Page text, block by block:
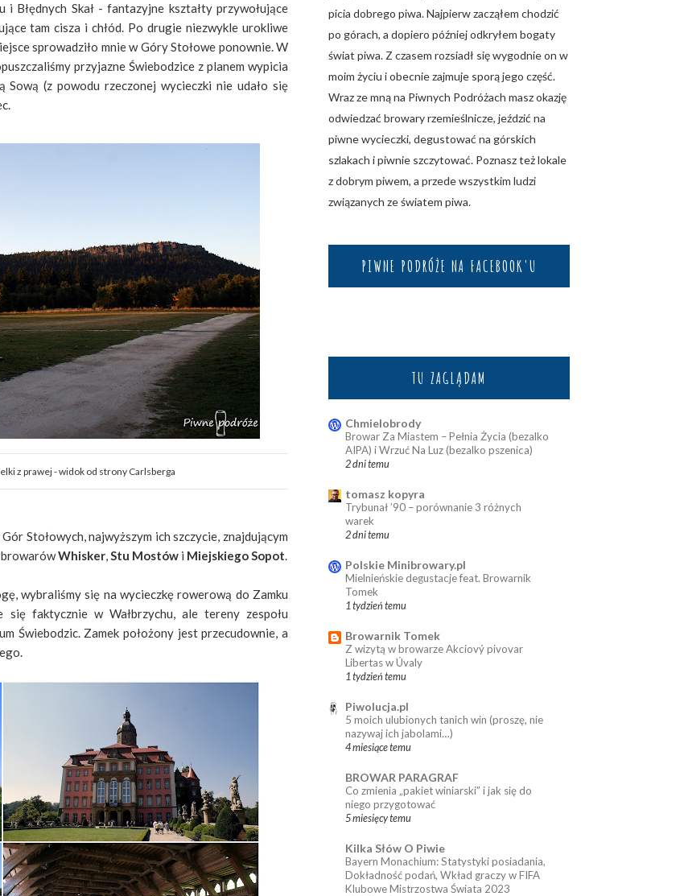
Błędnych Skał - fantazyjne kształty przywołujące
tam cisza i chłód. Po drugie niezwykle urokliwe
sprowadziło mnie w Góry Stołowe ponownie. W
przyjazne Świebodzice z planem wypicia
Sową (z powodu rzeczonej wycieczki nie udało się
z prawej - widok od strony Carlsberga
Stołowych, najwyższym ich szczycie, znajdującym
browarówWhisker,Stu Mostów i Miejskiego Sopot.
wybraliśmy się na wycieczkę rowerową do Zamku
faktycznie w Wałbrzychu, ale tereny zespołu
Świebodzic. Zamek położony jest przecudownie, a
picia dobrego piwa. Najpierw zacząłem chodzić
po górach, a dopiero później odkryłem bogaty
świat piwa. Z czasem rozsiadł się wygodnie on w
moim życiu i obecnie zajmuje sporą jego część.
Wraz ze mną na Piwnych Podróżach masz okazję
odwiedzać browary rzemieślnicze, jeździć na
piwne wycieczki, degustować na górskich
szlakach i piwnie szczytować. Poznasz też lokale
z dobrym piwem, a przede wszystkim ludzi
związanych ze światem piwa.
PIWNE PODRÓŻE NA FACEBOOK'U
TU ZAGLĄDAM
Chmielobrody
Browar Za Miastem – Pełnia Życia (bezalko
AIPA) i Wrzuć Na Luz (bezalko pszenica)
2 dni temu
tomasz kopyra
Trybunał ’90 – porównanie 3 różnych
warek
2 dni temu
Polskie Minibrowary.pl
Mielnieńskie degustacje feat. Browarnik
Tomek
1 tydzień temu
Browarnik Tomek
Z wizytą w browarze Akciový pivovar
Libertas w Úvaly
1 tydzień temu
Piwolucja.pl
5 moich ulubionych tanich win (proszę, nie
nazywaj ich jabolami…)
4 miesiące temu
BROWAR PARAGRAF
Co zmienia „pakiet winiarski” i jak się do
niego przygotować
5 miesięcy temu
Kilka Słów O Piwie
Bayern Monachium: Statystyki posiadania,
Dokładność podań, Wkład graczy w FIFA
Klubowe Mistrzostwa Świata 2023